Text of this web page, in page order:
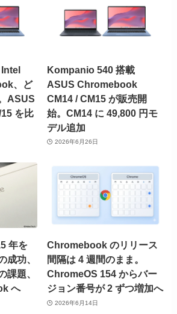
、ど
ASUS
を比
Kompanio 540 搭載
ASUS Chromebook
CM14 / CM15 が販売開
始。CM14 に 49,800 円モ
デル追加
2026年6月26日
年を
成功、
課題、
へ
Chromebook のリリース
間隔は 4 週間のまま。
ChromeOS 154 からバー
ジョン番号が 2 ずつ増加へ
2026年6月14日